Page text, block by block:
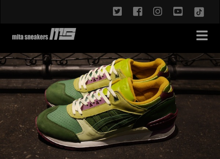
twitterfacebookinstagram